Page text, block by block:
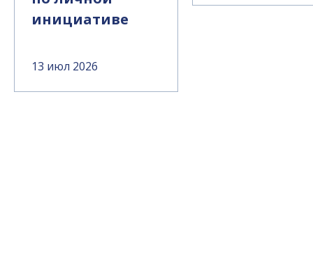
инициативе
13 июл 2026